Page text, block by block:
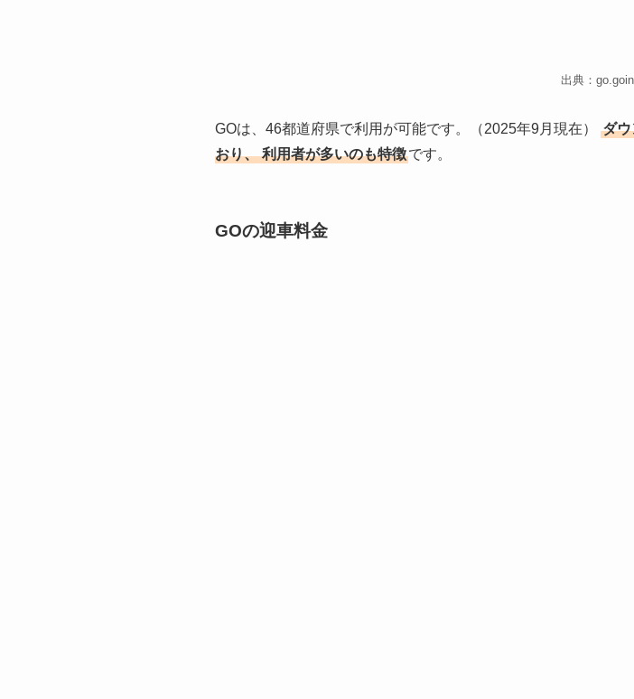
出典：
GOは、46都道府県で利用が可能です。（2025年9月現在）
ダ
おり、 利用者が多いのも特徴です。
GOの迎車料金